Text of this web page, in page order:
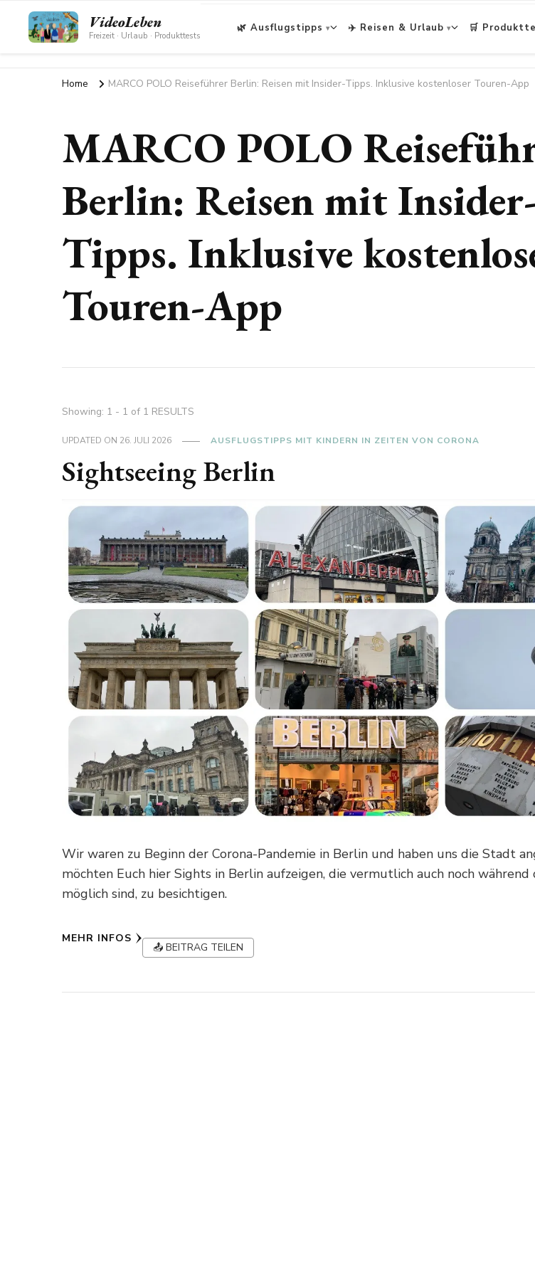
VideoLeben
Freizeit · Urlaub · Produkttests
🌿 Ausflugstipps ✈️ Reisen & Urlaub 🛒
Home MARCO POLO Reiseführer Berlin: Reisen mit Insider-Tipps. Inklusive kostenloser Touren-App
MARCO POLO
Berlin: Reisen mit
Tipps. Inklusive
Touren-App
Showing: 1 - 1 of 1 RESULTS
UPDATED ON 26. JULI 2026 AUSFLUGSTIPPS MIT KINDERN IN ZEITEN VON CORONA
Sightseeing Berlin
Wir waren zu Beginn der Corona-Pandemie in Berlin und haben uns die Stadt
möchten Euch hier Sights in Berlin aufzeigen, die vermutlich auch noch während
möglich sind, zu besichtigen.
MEHR INFOS
📤 BEITRAG TEILEN